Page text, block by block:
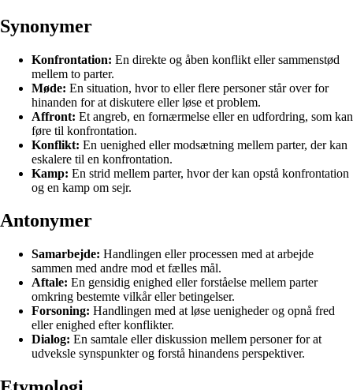
Synonymer
Konfrontation: En direkte og åben konflikt eller sammenstød
mellem to parter.
Møde: En situation, hvor to eller flere personer står over for
hinanden for at diskutere eller løse et problem.
Affront: Et angreb, en fornærmelse eller en udfordring, som kan
føre til konfrontation.
Konflikt: En uenighed eller modsætning mellem parter, der kan
eskalere til en konfrontation.
Kamp: En strid mellem parter, hvor der kan opstå konfrontation
og en kamp om sejr.
Antonymer
Samarbejde: Handlingen eller processen med at arbejde
sammen med andre mod et fælles mål.
Aftale: En gensidig enighed eller forståelse mellem parter
omkring bestemte vilkår eller betingelser.
Forsoning: Handlingen med at løse uenigheder og opnå fred
eller enighed efter konflikter.
Dialog: En samtale eller diskussion mellem personer for at
udveksle synspunkter og forstå hinandens perspektiver.